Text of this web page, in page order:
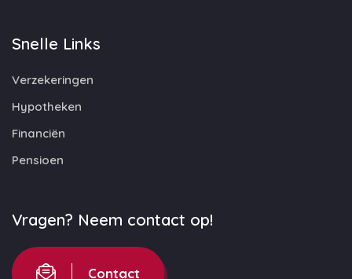
Snelle Links
Verzekeringen
Hypotheken
Financiën
Pensioen
Vragen? Neem contact op!
Contact